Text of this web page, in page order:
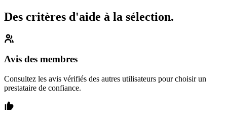
Des critères d'aide à la sélection.
Avis des membres
Consultez les avis vérifiés des autres utilisateurs pour choisir un
prestataire de confiance.